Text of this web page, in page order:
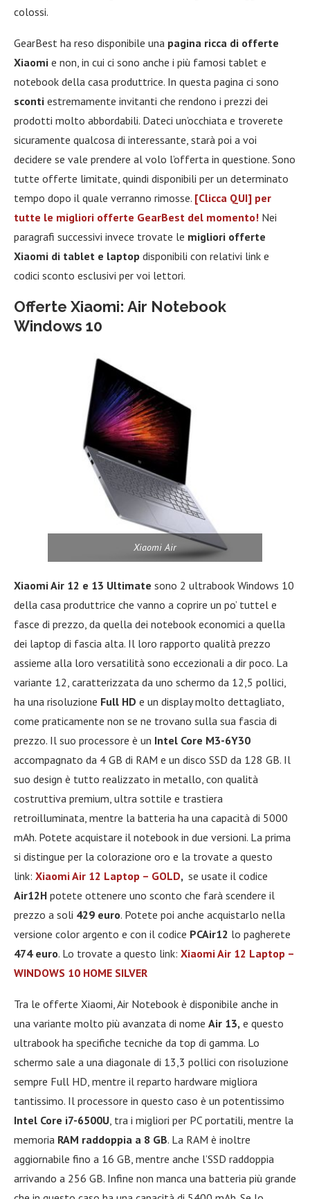
colossi.
GearBest ha reso disponibile una pagina ricca di offerte
Xiaomi e non, in cui ci sono anche i più famosi tablet e
notebook della casa produttrice. In questa pagina ci sono
sconti estremamente invitanti che rendono i prezzi dei
prodotti molto abbordabili. Dateci un’occhiata e troverete
sicuramente qualcosa di interessante, starà poi a voi
decidere se vale prendere al volo l’offerta in questione. Sono
tutte offerte limitate, quindi disponibili per un determinato
tempo dopo il quale verranno rimosse. [Clicca QUI] per
tutte le migliori offerte GearBest del momento! Nei
paragrafi successivi invece trovate le migliori offerte
Xiaomi di tablet e laptop disponibili con relativi link e
codici sconto esclusivi per voi lettori.
Offerte Xiaomi: Air Notebook
Windows 10
Xiaomi Air
Xiaomi Air 12 e 13 Ultimate sono 2 ultrabook Windows 10
della casa produttrice che vanno a coprire un po’ tuttel e
fasce di prezzo, da quella dei notebook economici a quella
dei laptop di fascia alta. Il loro rapporto qualità prezzo
assieme alla loro versatilità sono eccezionali a dir poco. La
variante 12, caratterizzata da uno schermo da 12,5 pollici,
ha una risoluzione Full HD e un display molto dettagliato,
come praticamente non se ne trovano sulla sua fascia di
prezzo. Il suo processore è un Intel Core M3-6Y30
accompagnato da 4 GB di RAM e un disco SSD da 128 GB. Il
suo design è tutto realizzato in metallo, con qualità
costruttiva premium, ultra sottile e trastiera
retroilluminata, mentre la batteria ha una capacità di 5000
mAh. Potete acquistare il notebook in due versioni. La prima
si distingue per la colorazione oro e la trovate a questo
link: Xiaomi Air 12 Laptop – GOLD, se usate il codice
Air12H potete ottenere uno sconto che farà scendere il
prezzo a soli 429 euro. Potete poi anche acquistarlo nella
versione color argento e con il codice PCAir12 lo pagherete
474 euro. Lo trovate a questo link: Xiaomi Air 12 Laptop –
WINDOWS 10 HOME SILVER
Tra le offerte Xiaomi, Air Notebook è disponibile anche in
una variante molto più avanzata di nome Air 13, e questo
ultrabook ha specifiche tecniche da top di gamma. Lo
schermo sale a una diagonale di 13,3 pollici con risoluzione
sempre Full HD, mentre il reparto hardware migliora
tantissimo. Il processore in questo caso è un potentissimo
Intel Core i7-6500U , tra i migliori per PC portatili, mentre la
memoria RAM raddoppia a 8 GB. La RAM è inoltre
aggiornabile fino a 16 GB, mentre anche l’SSD raddoppia
arrivando a 256 GB. Infine non manca una batteria più grande